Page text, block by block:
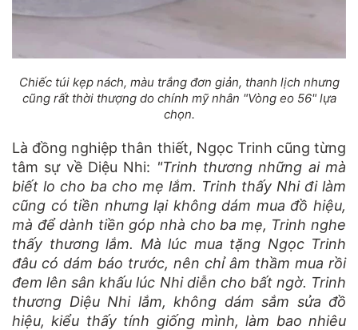
Chiếc túi kẹp nách, màu trắng đơn giản, thanh lịch nhưng
cũng rất thời thượng do chính mỹ nhân "Vòng eo 56" lựa
chọn.
Là đồng nghiệp thân thiết, Ngọc Trinh cũng từng
tâm sự về Diệu Nhi: "Trinh thương những ai mà
biết lo cho ba cho mẹ lắm. Trinh thấy Nhi đi làm
cũng có tiền nhưng lại không dám mua đồ hiệu,
mà để dành tiền góp nhà cho ba mẹ, Trinh nghe
thấy thương lắm. Mà lúc mua tặng Ngọc Trinh
đâu có dám báo trước, nên chỉ âm thầm mua rồi
đem lên sân khấu lúc Nhi diễn cho bất ngờ. Trinh
thương Diệu Nhi lắm, không dám sắm sửa đồ
hiệu, kiểu thấy tính giống mình, làm bao nhiêu